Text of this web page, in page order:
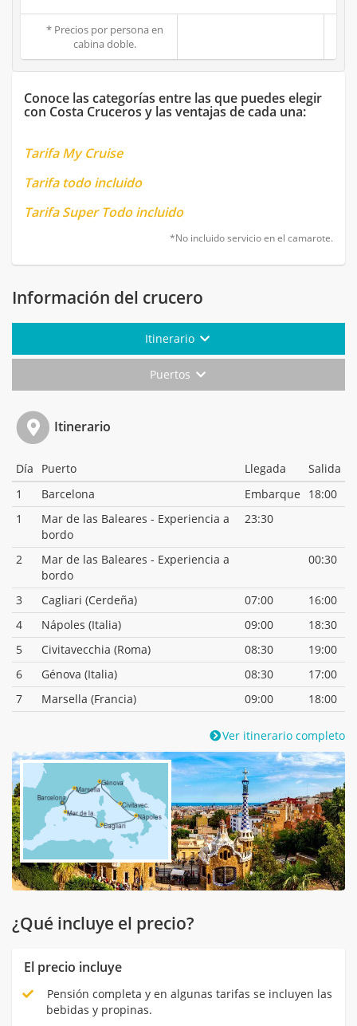
* Precios por persona en
cabina doble.
Conoce las categorías entre las que puedes elegir
con Costa Cruceros y las ventajas de cada una:
Tarifa My Cruise
Tarifa todo incluido
Tarifa Super Todo incluido
*No incluido servicio en el camarote.
Información del crucero
Itinerario
Puertos
Itinerario
Día Puerto Llegada
Salida
1
Barcelona Embarque
18:00
1
Mar de las Baleares - Experiencia a
bordo
23:30
2
Mar de las Baleares - Experiencia a
bordo
00:30
3 Cagliari (Cerdeña) 07:00
16:00
4
Nápoles (Italia) 09:00
18:30
5
Civitavecchia (Roma) 08:30
19:00
6
Génova (Italia) 08:30
17:00
7
Marsella (Francia) 09:00 18:00
Ver itinerario completo
¿Qué incluye el precio?
El precio incluye
Pensión completa y en algunas tarifas se incluyen las
bebidas y propinas.